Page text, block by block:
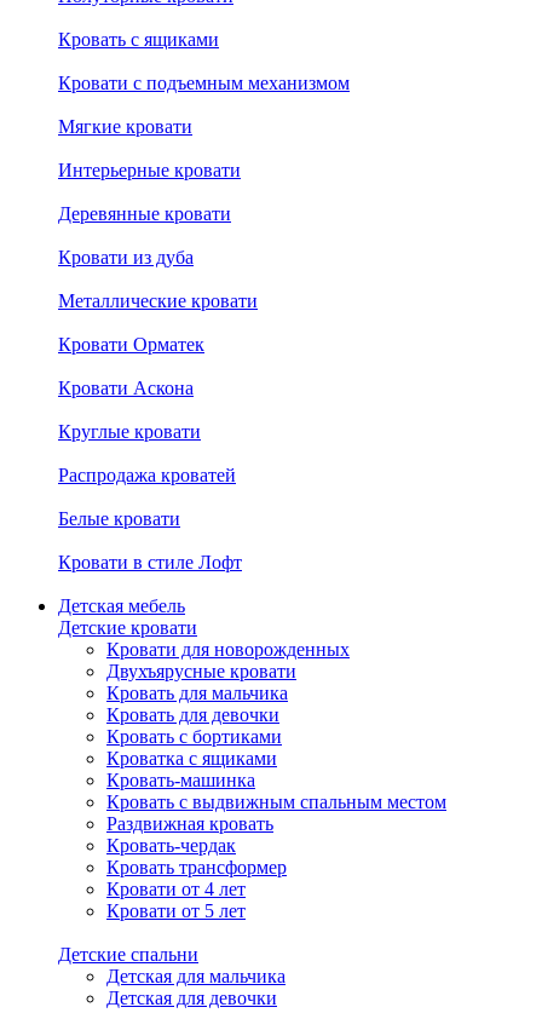
Кровать с ящиками
Кровати с подъемным механизмом
Мягкие кровати
Интерьерные кровати
Деревянные кровати
Кровати из дуба
Металлические кровати
Кровати Орматек
Кровати Аскона
Круглые кровати
Распродажа кроватей
Белые кровати
Кровати в стиле Лофт
Детская мебель
Детские кровати
Кровати для новорожденных
Двухъярусные кровати
Кровать для мальчика
Кровать для девочки
Кровать с бортиками
Кроватка с ящиками
Кровать-машинка
Кровать с выдвижным спальным местом
Раздвижная кровать
Кровать-чердак
Кровать трансформер
Кровати от 4 лет
Кровати от 5 лет
Детские спальни
Детская для мальчика
Детская для девочки